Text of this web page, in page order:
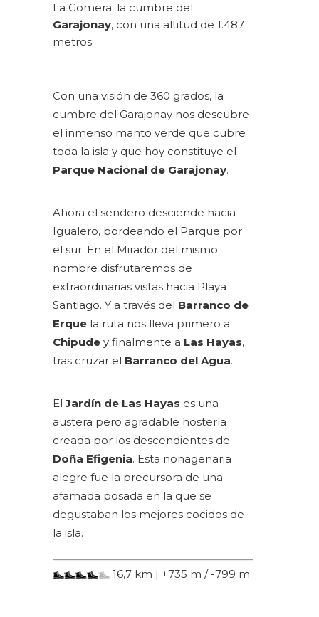
La Gomera: la cumbre del
Garajonay, con una altitud de 1.487
metros.
Con una visión de 360 grados, la
cumbre del Garajonay nos descubre
el inmenso manto verde que cubre
toda la isla y que hoy constituye el
Parque Nacional de Garajonay.
Ahora el sendero desciende hacia
Igualero, bordeando el Parque por
el sur. En el Mirador del mismo
nombre disfrutaremos de
extraordinarias vistas hacia Playa
Santiago. Y a través del Barranco de
Erque la ruta nos lleva primero a
Chipude y finalmente a Las Hayas,
tras cruzar el Barranco del Agua.
ElJardín de Las Hayas es una
austera pero agradable hostería
creada por los descendientes de
Doña Efigenia. Esta nonagenaria
alegre fue la precursora de una
afamada posada en la que se
degustaban los mejores cocidos de
la isla.
16,7 km | +735 m / -799 m